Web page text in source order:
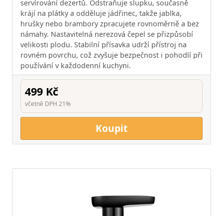
servírování dezertů. Odstraňuje slupku, současně
krájí na plátky a odděluje jádřinec, takže jablka,
hrušky nebo brambory zpracujete rovnoměrně a bez
námahy. Nastavitelná nerezová čepel se přizpůsobí
velikosti plodu. Stabilní přísavka udrží přístroj na
rovném povrchu, což zvyšuje bezpečnost i pohodlí při
používání v každodenní kuchyni.
499 Kč
včetně DPH 21%
Koupit